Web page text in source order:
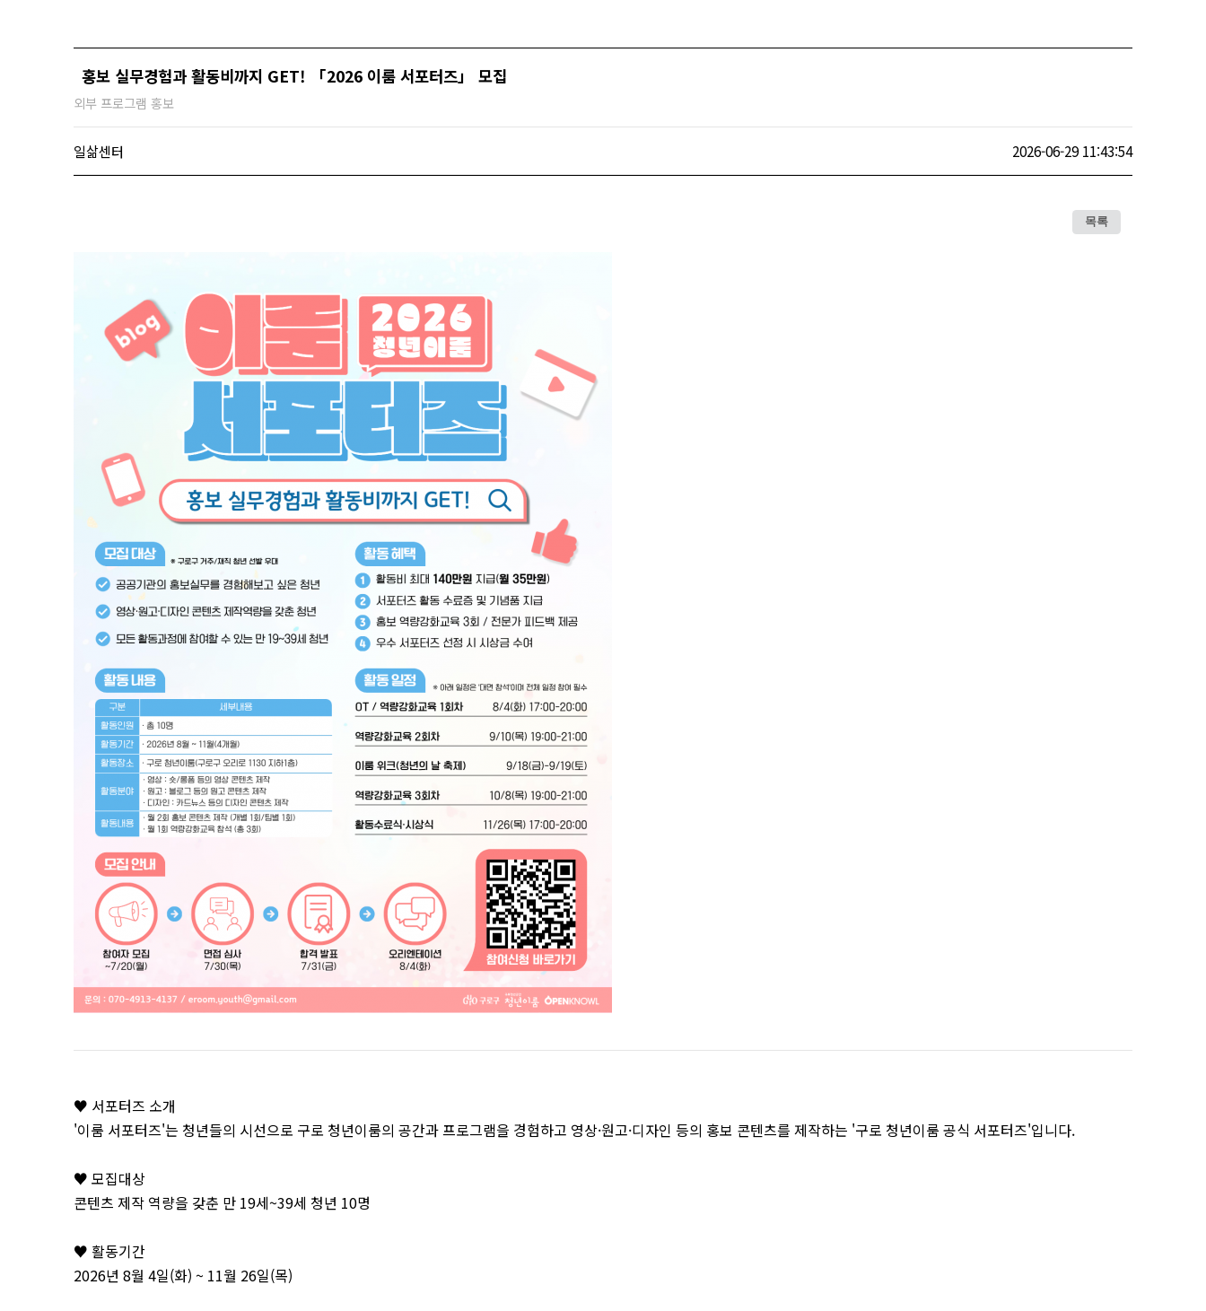
홍보 실무경험과 활동비까지 GET! 「2026 이룸 서포터즈」 모집
외부 프로그램 홍보
일삶센터 2026-06-29 11:43:54
목록
♥ 서포터즈 소개
'이룸 서포터즈'는 청년들의 시선으로 구로 청년이룸의 공간과 프로그램을 경험하고 영상·원고·디자인 등의 홍보 콘텐츠를 제작하는 '구로 청년이룸 공식 서포터즈'입니다.
♥ 모집대상
콘텐츠 제작 역량을 갖춘 만 19세~39세 청년 10명
♥ 활동기간
2026년 8월 4일(화) ~ 11월 26일(목)